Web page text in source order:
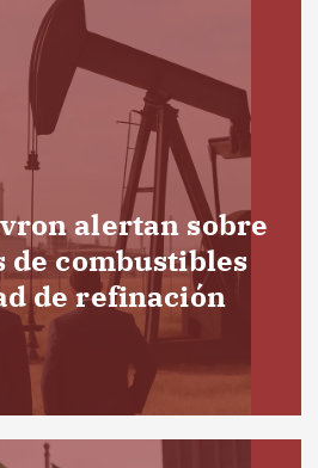
alertan sobre
de combustibles
de refinación